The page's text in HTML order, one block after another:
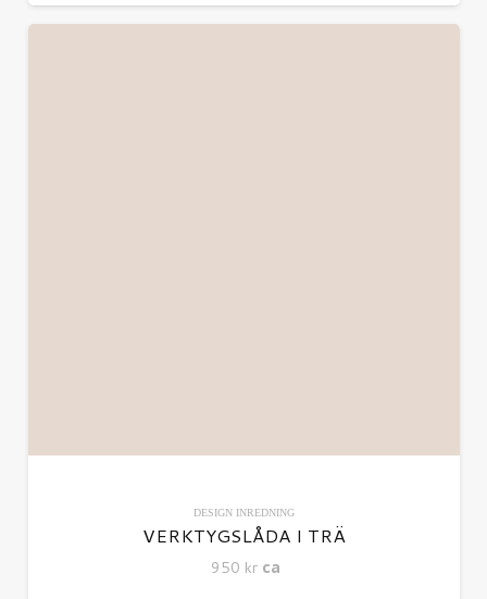
DESIGN INREDNING
VERKTYGSLÅDA I TRÄ
950 kr ca